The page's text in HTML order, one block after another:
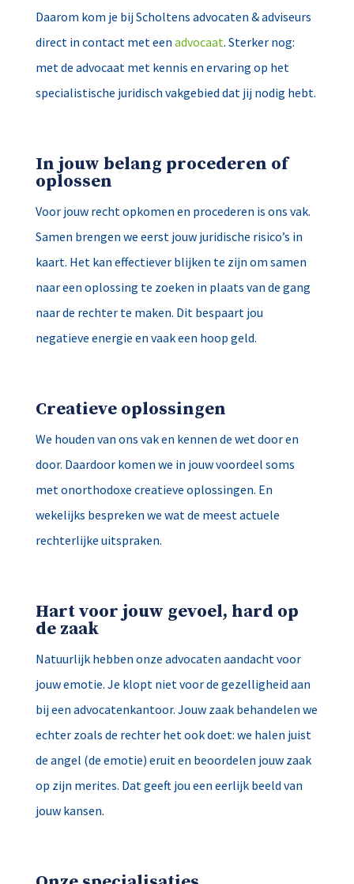
Daarom kom je bij Scholtens advocaten & adviseurs
direct in contact met een advocaat. Sterker nog:
met de advocaat met kennis en ervaring op het
specialistische juridisch vakgebied dat jij nodig hebt.
In jouw belang procederen of
oplossen
Voor jouw recht opkomen en procederen is ons vak.
Samen brengen we eerst jouw juridische risico’s in
kaart. Het kan effectiever blijken te zijn om samen
naar een oplossing te zoeken in plaats van de gang
naar de rechter te maken. Dit bespaart jou
negatieve energie en vaak een hoop geld.
Creatieve oplossingen
We houden van ons vak en kennen de wet door en
door. Daardoor komen we in jouw voordeel soms
met onorthodoxe creatieve oplossingen. En
wekelijks bespreken we wat de meest actuele
rechterlijke uitspraken.
Hart voor jouw gevoel, hard op
de zaak
Natuurlijk hebben onze advocaten aandacht voor
jouw emotie. Je klopt niet voor de gezelligheid aan
bij een advocatenkantoor. Jouw zaak behandelen we
echter zoals de rechter het ook doet: we halen juist
de angel (de emotie) eruit en beoordelen jouw zaak
op zijn merites. Dat geeft jou een eerlijk beeld van
jouw kansen.